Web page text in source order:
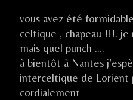
vous avez été
celtique , chapeau !!!. je
mais quel punch ….
à bientôt à Nantes
interceltique de Lorient
cordialement